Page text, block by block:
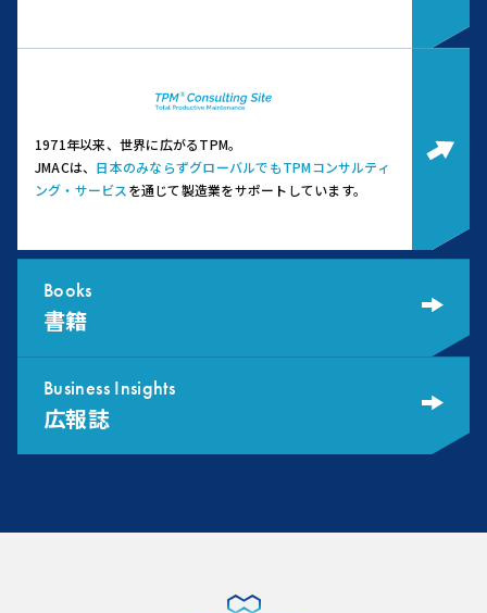
1971年以来、世界に広がるTPM。
JMACは、 日本のみならずグローバルでもTPMコンサルティ
ング・サービス を通じて製造業をサポートしています。
Books
書籍
Business Insights
広報誌